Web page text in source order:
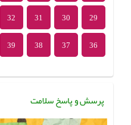
29
30
31
32
36
37
38
39
پرسش و پاسخ سلامت